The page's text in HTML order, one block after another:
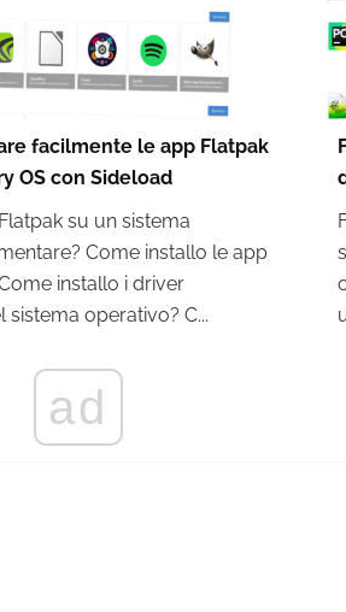
facilmente le app Flatpak
OS con Sideload
su un sistema
Come installo le app
installo i driver
sistema operativo? C...
ad